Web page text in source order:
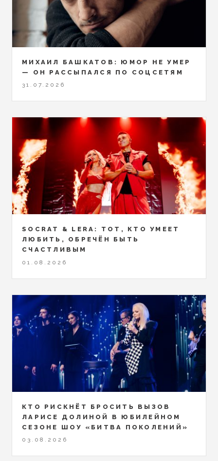
МИХАИЛ БАШКАТОВ: ЮМОР НЕ УМЕР
— ОН РАССЫПАЛСЯ ПО СОЦСЕТЯМ
31.07.2026
SOCRAT & LERA: ТОТ, КТО УМЕЕТ
ЛЮБИТЬ, ОБРЕЧЁН БЫТЬ
СЧАСТЛИВЫМ
01.08.2026
КТО РИСКНЁТ БРОСИТЬ ВЫЗОВ
ЛАРИСЕ ДОЛИНОЙ В ЮБИЛЕЙНОМ
СЕЗОНЕ ШОУ «БИТВА ПОКОЛЕНИЙ»
03.08.2026